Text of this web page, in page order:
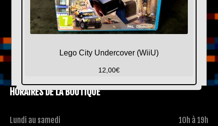
Lego City Undercover (WiiU)
12,00€
HORAIRES DE LA BOUTIQUE
Lundi au samedi 10h à 19h